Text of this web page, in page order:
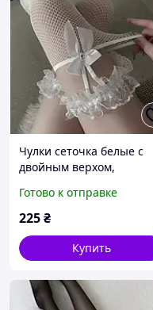
Чулки сеточка белые с
двойным верхом,
атласным бантиком,
сексуальные чулки для
Готово к отправке
225₴
Купить